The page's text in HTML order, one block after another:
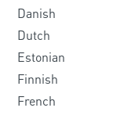
Danish
Dutch
Estonian
Finnish
French